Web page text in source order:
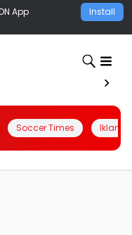
App Install
Soccer Times Iklanin